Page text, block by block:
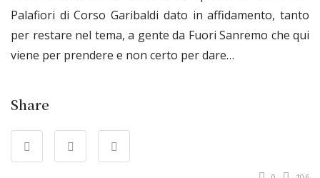
Palafiori di Corso Garibaldi dato in affidamento, tanto
per restare nel tema, a gente da Fuori Sanremo che qui
viene per prendere e non certo per dare…
Share